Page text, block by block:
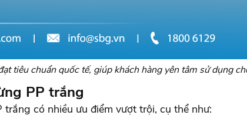
tiêu chuẩn quốc tế, giúp khách hàng yên tâm sử dụng
PP trắng
có nhiều ưu điểm vượt trội, cụ thể như: